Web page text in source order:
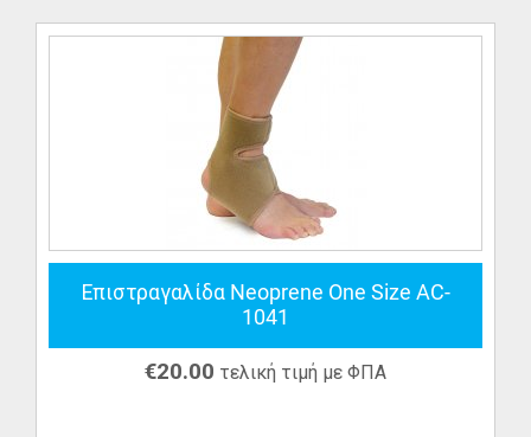
Επιστραγαλίδα Neoprene One Size AC-
1041
€20.00 τελική τιμή με ΦΠΑ